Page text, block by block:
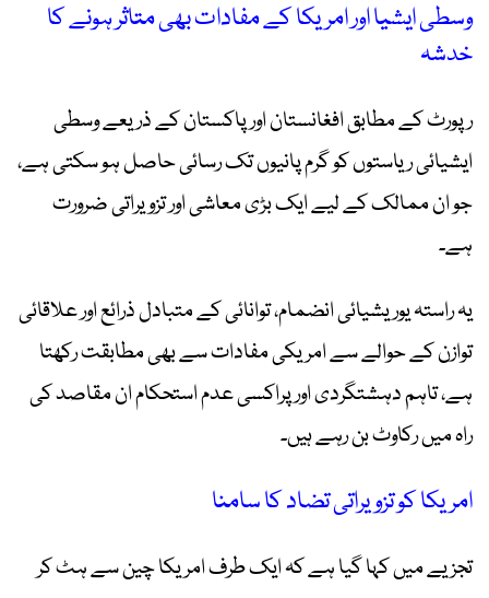
وسطی ایشیا اور امریکا کے مفادات بھی متاثر ہونے کا
خدشہ
رپورٹ کے مطابق افغانستان اور پاکستان کے ذریعے وسطی
ایشیائی ریاستوں کو گرم پانیوں تک رسائی حاصل ہو سکتی ہے،
جو ان ممالک کے لیے ایک بڑی معاشی اور تزویراتی ضرورت
ہے۔
یہ راستہ یوریشیائی انضمام، توانائی کے متبادل ذرائع اور علاقائی
توازن کے حوالے سے امریکی مفادات سے بھی مطابقت رکھتا
ہے، تاہم دہشتگردی اور پراکسی عدم استحکام ان مقاصد کی
راہ میں رکاوٹ بن رہے ہیں۔
امریکا کو تزویراتی تضاد کا سامنا
تجزیے میں کہا گیا ہے کہ ایک طرف امریکا چین سے ہٹ کر